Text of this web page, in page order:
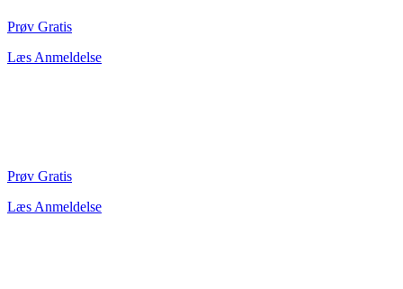
Prøv Gratis
Læs Anmeldelse
Prøv Gratis
Læs Anmeldelse